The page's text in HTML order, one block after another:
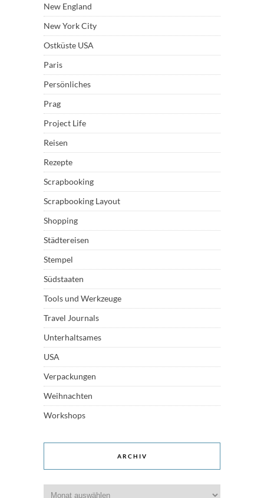
New England
New York City
Ostküste USA
Paris
Persönliches
Prag
Project Life
Reisen
Rezepte
Scrapbooking
Scrapbooking Layout
Shopping
Städtereisen
Stempel
Südstaaten
Tools und Werkzeuge
Travel Journals
Unterhaltsames
USA
Verpackungen
Weihnachten
Workshops
ARCHIV